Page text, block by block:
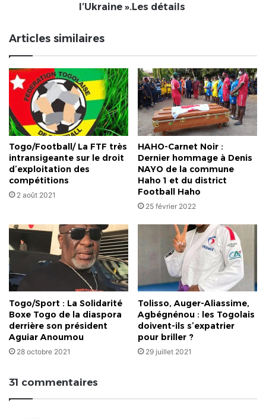
de
la
sur
l’Ukraine
».Les
détails
l’Ukraine ».Les détails
Articles similaires
Togo/Football/ La FTF très
intransigeante sur le droit
d’exploitation des
compétitions
2 août 2021
HAHO-Carnet Noir :
Dernier hommage à Denis
NAYO de la commune
Haho 1 et du district
Football Haho
25 février 2022
Togo/Sport : La Solidarité
Boxe Togo de la diaspora
derrière son président
Aguiar Anoumou
28 octobre 2021
Tolisso, Auger-Aliassime,
Agbégnénou : les Togolais
doivent-ils s’expatrier
pour briller ?
29 juillet 2021
31 commentaires